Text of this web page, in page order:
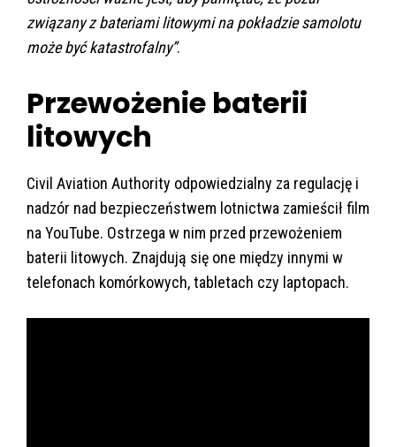
związany z bateriami litowymi na pokładzie samolotu
może być katastrofalny”.
Przewożenie baterii
litowych
Civil Aviation Authority odpowiedzialny za regulację i
nadzór nad bezpieczeństwem lotnictwa zamieścił film
na YouTube. Ostrzega w nim przed przewożeniem
baterii litowych. Znajdują się one między innymi w
telefonach komórkowych, tabletach czy laptopach.